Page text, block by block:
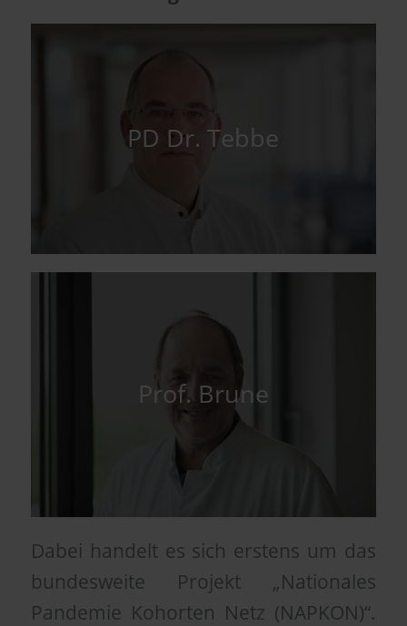
PD Dr. Tebbe
Prof. Brune
Dabei handelt es sich erstens um das
bundesweite Projekt „Nationales
Pandemie Kohorten Netz (NAPKON)“.